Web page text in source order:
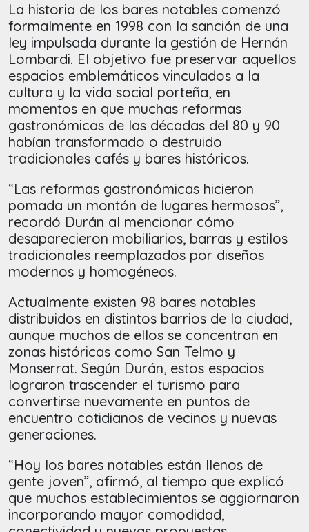
La historia de los bares notables comenzó
formalmente en 1998 con la sanción de una
ley impulsada durante la gestión de Hernán
Lombardi. El objetivo fue preservar aquellos
espacios emblemáticos vinculados a la
cultura y la vida social porteña, en
momentos en que muchas reformas
gastronómicas de las décadas del 80 y 90
habían transformado o destruido
tradicionales cafés y bares históricos.
“Las reformas gastronómicas hicieron
pomada un montón de lugares hermosos”,
recordó Durán al mencionar cómo
desaparecieron mobiliarios, barras y estilos
tradicionales reemplazados por diseños
modernos y homogéneos.
Actualmente existen 98 bares notables
distribuidos en distintos barrios de la ciudad,
aunque muchos de ellos se concentran en
zonas históricas como San Telmo y
Monserrat. Según Durán, estos espacios
lograron trascender el turismo para
convertirse nuevamente en puntos de
encuentro cotidianos de vecinos y nuevas
generaciones.
“Hoy los bares notables están llenos de
gente joven”, afirmó, al tiempo que explicó
que muchos establecimientos se aggiornaron
incorporando mayor comodidad,